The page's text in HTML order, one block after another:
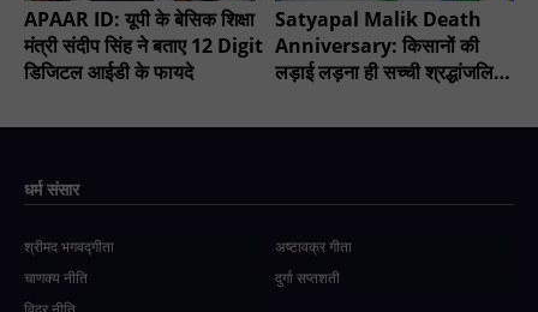
APAAR ID: यूपी के बेसिक शिक्षा
मंत्री संदीप सिंह ने बताए 12 Digit
डिजिटल आईडी के फायदे
Satyapal Malik Death
Anniversary: किसानों की
लड़ाई लड़ना ही सच्ची श्रद्धांजलि -
धर्म संसार
श्रीमद भगवद्गीता
अष्टावक्र गीता
चाणक्य नीति
दुर्गा सप्तशती